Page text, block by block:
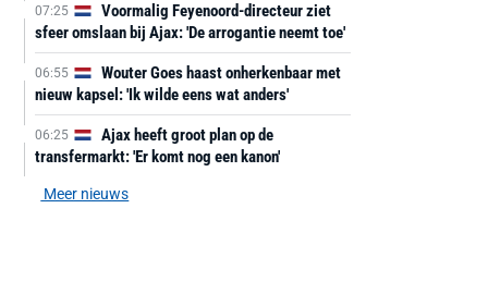
07:25
Voormalig Feyenoord-directeur ziet
sfeer omslaan bij Ajax: 'De arrogantie neemt toe'
06:55
Wouter Goes haast onherkenbaar met
nieuw kapsel: 'Ik wilde eens wat anders'
06:25
Ajax heeft groot plan op de
transfermarkt: 'Er komt nog een kanon'
Meer nieuws